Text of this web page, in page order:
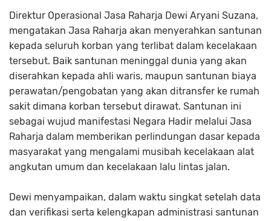
Direktur Operasional Jasa Raharja Dewi Aryani Suzana,
mengatakan Jasa Raharja akan menyerahkan santunan
kepada seluruh korban yang terlibat dalam kecelakaan
tersebut. Baik santunan meninggal dunia yang akan
diserahkan kepada ahli waris, maupun santunan biaya
perawatan/pengobatan yang akan ditransfer ke rumah
sakit dimana korban tersebut dirawat. Santunan ini
sebagai wujud manifestasi Negara Hadir melalui Jasa
Raharja dalam memberikan perlindungan dasar kepada
masyarakat yang mengalami musibah kecelakaan alat
angkutan umum dan kecelakaan lalu lintas jalan.
Dewi menyampaikan, dalam waktu singkat setelah data
dan verifikasi serta kelengkapan administrasi santunan